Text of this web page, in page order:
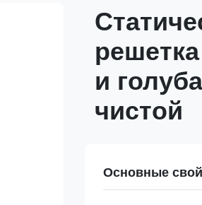
и
чистой
Основные